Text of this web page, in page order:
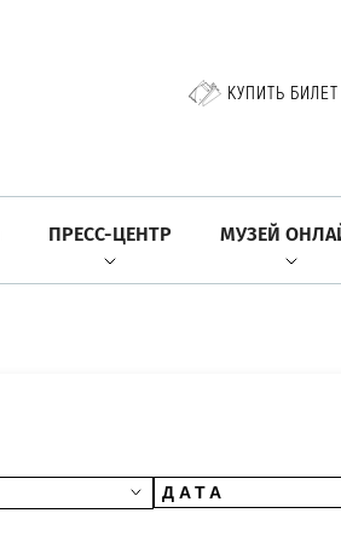
КУПИТЬ БИЛЕТ
ПРЕСС-ЦЕНТР МУЗЕЙ